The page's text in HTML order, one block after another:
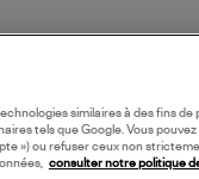
similaires à des fins
tels que Google. Vous
») ou refuser ceux non
consulter notre politique